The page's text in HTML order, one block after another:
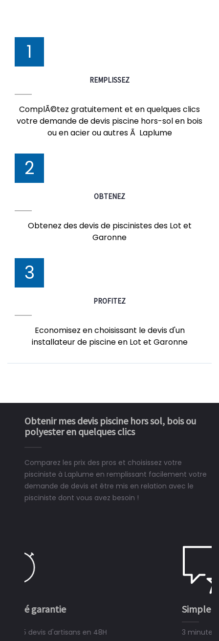
1
REMPLISSEZ
ComplÃ©tez gratuitement et en quelques clics
votre demande de devis piscine hors-sol en bois
ou en acier ou autres Ã Laplume
2
OBTENEZ
Obtenez des devis de piscinistes des Lot et
Garonne
3
PROFITEZ
Economisez en choisissant le devis d'un
installateur de piscine en Lot et Garonne
Obtenir mes devis piscine hors sol, bois ou
polyester en quelques clics
Comparez les prix des pros et choisissez votre
pisciniste à Laplume en remplissant facilement votre
demande de devis et être mis en relation avec le
pisciniste dont vous avez besoin !
Simple et rapide
3 minutes suffisent pour déposer une demande de